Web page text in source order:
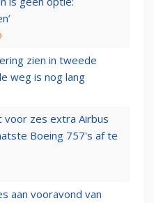
zien in tweede
weg is nog lang
voor zes extra Airbus
Boeing 757's af te
aan vooravond van